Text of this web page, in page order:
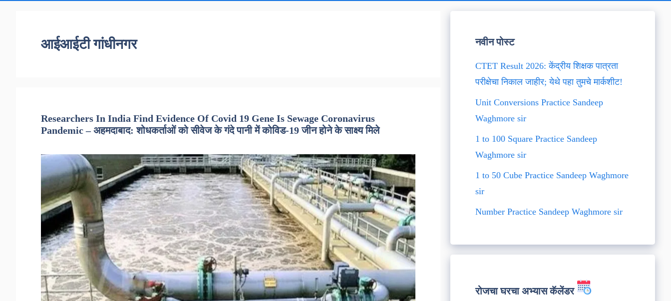
आईआईटी गांधीनगर
Researchers In India Find Evidence Of Covid 19 Gene Is Sewage Coronavirus
Pandemic – अहमदाबाद: शोधकर्ताओं को सीवेज के गंदे पानी में कोविड-19 जीन होने के साक्ष्य मिले
नवीन पोस्ट
CTET Result 2026: केंद्रीय शिक्षक पात्रता
परीक्षेचा निकाल जाहीर; येथे पहा तुमचे मार्कशीट!
Unit Conversions Practice Sandeep
Waghmore sir
1 to 100 Square Practice Sandeep
Waghmore sir
1 to 50 Cube Practice Sandeep Waghmore
sir
Number Practice Sandeep Waghmore sir
रोजचा घरचा अभ्यास कॅलेंडर